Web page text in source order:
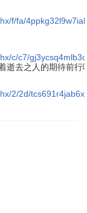
f/fa/
c/c7/
去之人的期待前行
2/2d/